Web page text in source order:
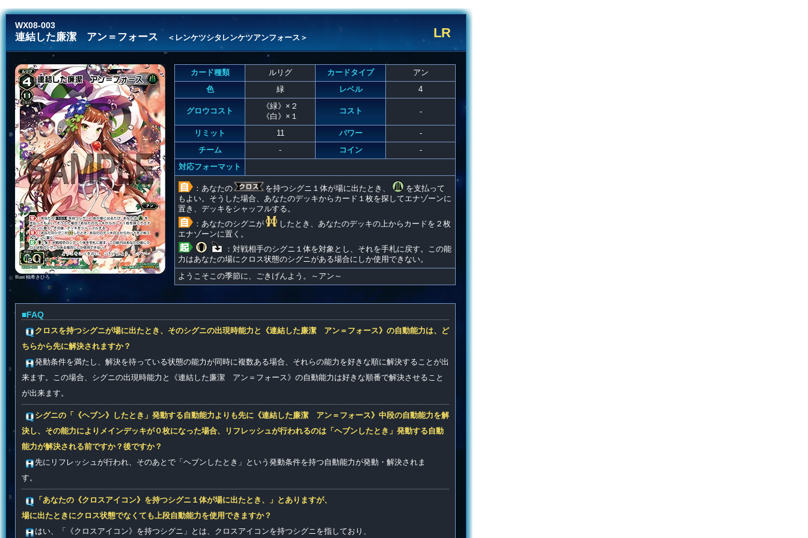
WX08-003
連結した廉潔 アン＝フォース ＜レンケツシタレンケツアンフォース＞ LR
Illust 柚希きひろ
カード種類 ルリグ カードタイプ
アン
色
緑 レベル 4
グロウコスト
《緑》×２
《白》×１
コスト -
リミット 11 パワー
-
チーム
- コイン
-
対応フォーマット
：あなたの を持つシグニ１体が場に出たとき、
を支払って
もよい。そうした場合、あなたのデッキからカード１枚を探してエナゾーンに
置き、デッキをシャッフルする。
：あなたのシグニが
したとき、あなたのデッキの上からカードを２枚
エナゾーンに置く。
：対戦相手のシグニ１体を対象とし、それを手札に戻す。この能
力はあなたの場にクロス状態のシグニがある場合にしか使用できない。
ようこそこの季節に、ごきげんよう。～アン～
■FAQ
クロスを持つシグニが場に出たとき、そのシグニの出現時能力と《連結した廉潔 アン＝フォース》の自動能力は、ど
ちらから先に解決されますか？
発動条件を満たし、解決を待っている状態の能力が同時に複数ある場合、それらの能力を好きな順に解決することが出
来ます。この場合、シグニの出現時能力と《連結した廉潔 アン＝フォース》の自動能力は好きな順番で解決させること
が出来ます。
シグニの「《ヘブン》したとき」発動する自動能力よりも先に《連結した廉潔 アン＝フォース》中段の自動能力を解
決し、その能力によりメインデッキが０枚になった場合、リフレッシュが行われるのは「ヘブンしたとき」発動する自動
能力が解決される前ですか？後ですか？
先にリフレッシュが行われ、そのあとで「ヘブンしたとき」という発動条件を持つ自動能力が発動・解決されま
す。
「あなたの《クロスアイコン》を持つシグニ１体が場に出たとき、」とありますが、
場に出たときにクロス状態でなくても上段自動能力を使用できますか？
はい、「《クロスアイコン》を持つシグニ」とは、クロスアイコンを持つシグニを指しており、